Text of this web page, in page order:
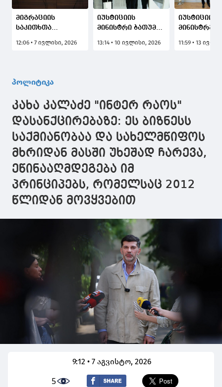
მიგრაციის
საკითხთა
კომისიის 35-ე
იუსტიციის
სალიამ გახსნა
12:06 • 7 ივლისი, 2026
იუსტიციის
მინისტრი ბათუმის
თანამშრომლებს
13:14 • 10 ივლისი, 2026
იუსტიციის
მინისტრმა
გენერალურ
განიხილა
11:59 • 13
პოლიტიკა
კახა კალაძე "ინტერ რაოს"
დასანქცირებაზე: ეს ბიზნესს
საქმიანობაა და სახელმწიფოს
მხრიდან მასში უხეშად ჩარევა,
ეწინააღმდეგება იმ
პრინციპებს, რომელსაც 2012
წლიდან მოვყვებით
9:12 • 7 აგვისტო, 2026
5